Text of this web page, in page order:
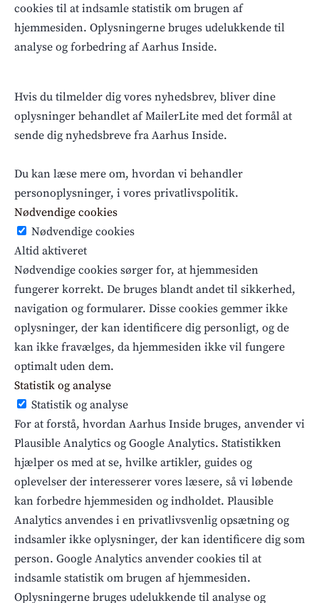
cookies til at indsamle statistik om brugen af
hjemmesiden. Oplysningerne bruges udelukkende til
analyse og forbedring af Aarhus Inside.
Hvis du tilmelder dig vores nyhedsbrev, bliver dine
oplysninger behandlet af MailerLite med det formål at
sende dig nyhedsbreve fra Aarhus Inside.
Du kan læse mere om, hvordan vi behandler
personoplysninger, i vores privatlivspolitik.
Nødvendige cookies
Nødvendige cookies
Altid aktiveret
Nødvendige cookies sørger for, at hjemmesiden
fungerer korrekt. De bruges blandt andet til sikkerhed,
navigation og formularer. Disse cookies gemmer ikke
oplysninger, der kan identificere dig personligt, og de
kan ikke fravælges, da hjemmesiden ikke vil fungere
optimalt uden dem.
Statistik og analyse
Statistik og analyse
For at forstå, hvordan Aarhus Inside bruges, anvender vi
Plausible Analytics og Google Analytics. Statistikken
hjælper os med at se, hvilke artikler, guides og
oplevelser der interesserer vores læsere, så vi løbende
kan forbedre hjemmesiden og indholdet. Plausible
Analytics anvendes i en privatlivsvenlig opsætning og
indsamler ikke oplysninger, der kan identificere dig som
person. Google Analytics anvender cookies til at
indsamle statistik om brugen af hjemmesiden.
Oplysningerne bruges udelukkende til analyse og